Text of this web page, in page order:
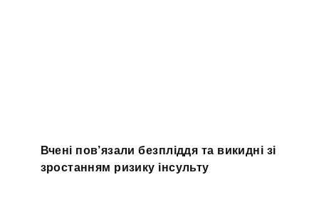
Вчені пов’язали безпліддя та викидні зі
зростанням ризику інсульту